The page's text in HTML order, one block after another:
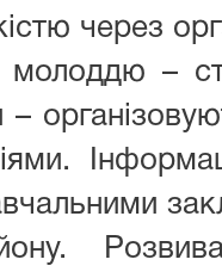
через
молоддю –